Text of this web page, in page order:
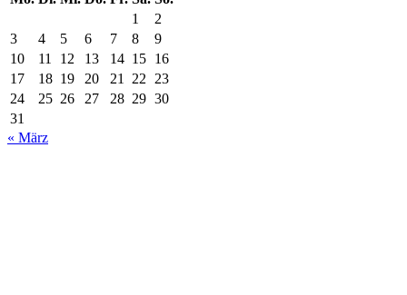
1
2
3
4 5 6 7 8
9
10
11 12 13 14 15 16
17
18 19 20 21 22 23
24
25 26 27 28 29 30
31
« März